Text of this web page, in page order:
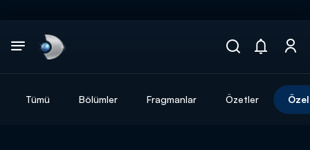
Tümü Bölümler Fragmanlar Özetler